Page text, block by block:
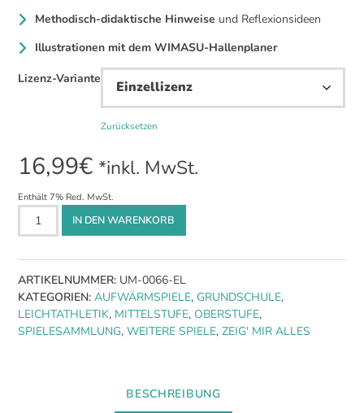
Methodisch-didaktische Hinweise und Reflexionsideen
Illustrationen mit dem WIMASU-Hallenplaner
Lizenz-Variante
Zurücksetzen
16,99€ *inkl. MwSt.
Enthält 7% Red. MwSt.
Lauf-
und
für
den
Sportunterricht
[Digital]
Menge
IN DEN WARENKORB
ARTIKELNUMMER: UM-0066-EL
KATEGORIEN: AUFWÄRMSPIELE, GRUNDSCHULE,
LEICHTATHLETIK, MITTELSTUFE, OBERSTUFE,
SPIELESAMMLUNG,WEITERE SPIELE,ZEIG' MIR ALLES
BESCHREIBUNG